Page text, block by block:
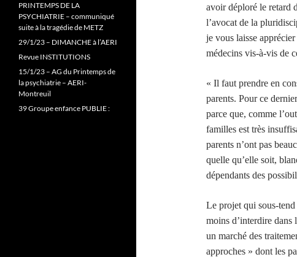
avoir déploré le retard
l’avocat de la
je vous laisse
médecins vis-à-vis de
« Il faut prendre en
parents. Pour ce
parce que, comme
familles est très
parents n’ont pas
quelle qu’elle soit,
dépendants des
Le projet qui sous-
moins d’interdire
un marché des
approches » dont les
PRINTEMPS DE LA
PSYCHIATRIE – communiqué
suite à la tragédie de METZ
29/1/23 – DIMANCHE à l’AERI
Revue INSTITUTIONS
15/1/23 – AG du Printemps de
la psychiatrie – AERI-
Montreuil
39 Groupe enfance PUBLIE :